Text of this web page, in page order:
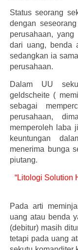
Status seorang
dengan
perusahaan,
dari uang, benda
sedangkan ia
perusahaan.
Dalam UU
geldscheite (
sebagai
perusahaan,
memperoleh laba
keuntungan
menerima bunga
piutang.
“Litologi Solution
Pada arti
uang atau benda
(debitur) masih
tetapi pada uang